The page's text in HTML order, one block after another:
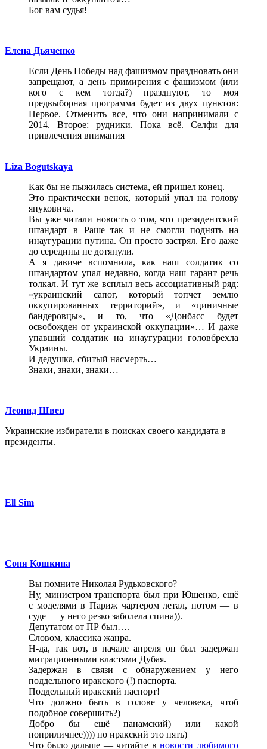
Бог вам судья!
Елена Дьяченко
Если День Победы над фашизмом праздновать они
запрещают, а день примирения с фашизмом (или
кого с кем тогда?) празднуют, то моя
предвыборная программа будет из двух пунктов:
Первое. Отменить все, что они напринимали с
2014. Второе: рудники. Пока всё. Селфи для
привлечения внимания
Liza Bogutskaya
Как бы не пыжилась система, ей пришел конец.
Это практически венок, который упал на голову
януковича.
Вы уже читали новость о том, что президентский
штандарт в Раше так и не смогли поднять на
инаугурации путина. Он просто застрял. Его даже
до середины не дотянули.
А я давиче вспомнила, как наш солдатик со
штандартом упал недавно, когда наш гарант речь
толкал. И тут же всплыл весь ассоциативный ряд:
«украинский сапог, который топчет землю
оккупированных территорий», и «циничные
бандеровцы», и то, что «Донбасс будет
освобожден от украинской оккупации»… И даже
упавший солдатик на инаугурации головбрехла
Украины.
И дедушка, сбитый насмерть…
Знаки, знаки, знаки…
Леонид Швец
Украинские избиратели в поисках своего кандидата в
президенты.
Ell Sim
Соня Кошкина
Вы помните Николая Рудьковского?
Ну, министром транспорта был при Ющенко, ещё
с моделями в Париж чартером летал, потом — в
суде — у него резко заболела спина)).
Депутатом от ПР был….
Словом, классика жанра.
Н-да, так вот, в начале апреля он был задержан
миграционными властями Дубая.
Задержан в связи с обнаружением у него
поддельного иракского (!) паспорта.
Поддельный иракский паспорт!
Что должно быть в голове у человека, чтоб
подобное совершить?)
Добро бы ещё панамский) или какой
поприличнее)))) но иракский это пять)
Что было дальше — читайте вновости любимого